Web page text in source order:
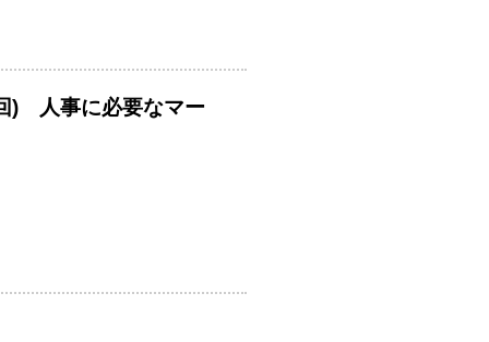
) 人事に必要なマー